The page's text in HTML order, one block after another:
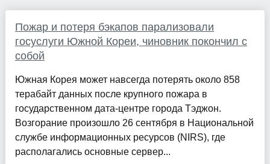
Пожар и потеря бэкапов парализовали
госуслуги Южной Кореи, чиновник покончил с
собой
Южная Корея может навсегда потерять около 858
терабайт данных после крупного пожара в
государственном дата-центре города Тэджон.
Возгорание произошло 26 сентября в Национальной
службе информационных ресурсов (NIRS), где
располагались основные сервер...